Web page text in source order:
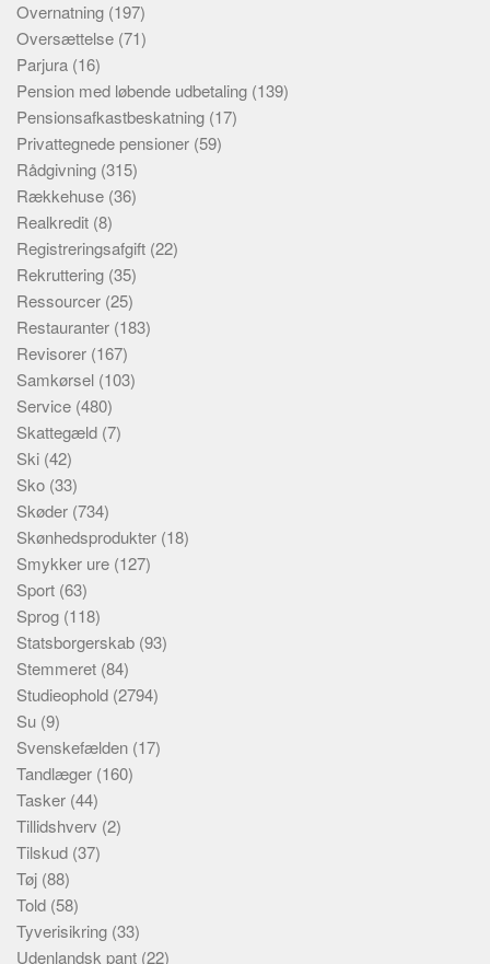
Overnatning (197)
Oversættelse (71)
Parjura (16)
Pension med løbende udbetaling (139)
Pensionsafkastbeskatning (17)
Privattegnede pensioner (59)
Rådgivning (315)
Rækkehuse (36)
Realkredit (8)
Registreringsafgift (22)
Rekruttering (35)
Ressourcer (25)
Restauranter (183)
Revisorer (167)
Samkørsel (103)
Service (480)
Skattegæld (7)
Ski (42)
Sko (33)
Skøder (734)
Skønhedsprodukter (18)
Smykker ure (127)
Sport (63)
Sprog (118)
Statsborgerskab (93)
Stemmeret (84)
Studieophold (2794)
Su (9)
Svenskefælden (17)
Tandlæger (160)
Tasker (44)
Tillidshverv (2)
Tilskud (37)
Tøj (88)
Told (58)
Tyverisikring (33)
Udenlandsk pant (22)